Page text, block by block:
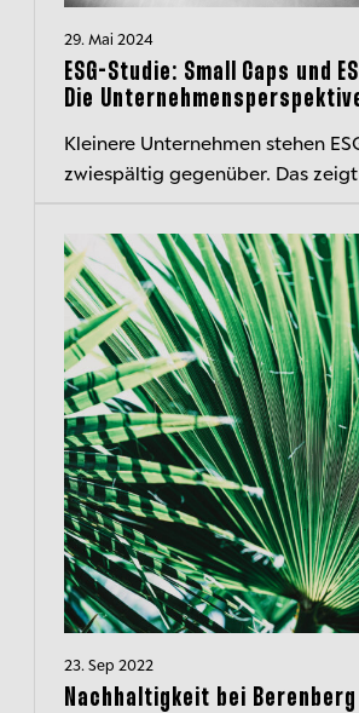
29. Mai 2024
ESG-Studie: Small Caps und
Die
Kleinere Unternehmen stehen
zwiespältig gegenüber. Das zeigt
Wealth and Asset Managements
23. Sep 2022
Nachhaltigkeit bei Berenberg